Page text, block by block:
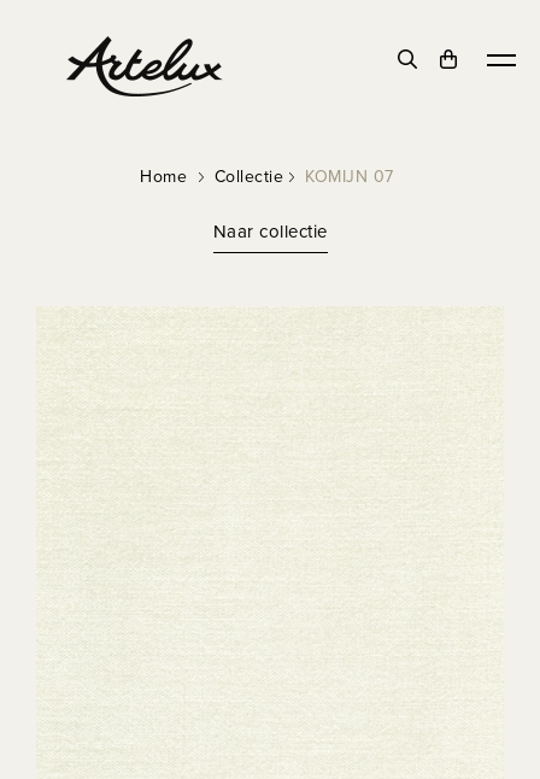
Home Collectie KOMIJN 07
Naar collectie